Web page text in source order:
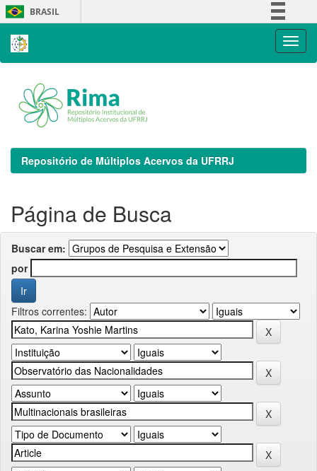
Skip
navigation
BRASIL
Repositório de Múltiplos Acervos da UFRRJ
Página de Busca
Buscar em:
por
Filtros correntes: